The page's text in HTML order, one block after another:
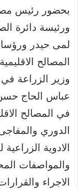
بحضور رئيس
ورئيسة دائرة
لمى حيدر
المصالح
وزير الزراعة
عباس الحاج
في المصالح
الدوري
الادوية
والمواصفات
الاجراء